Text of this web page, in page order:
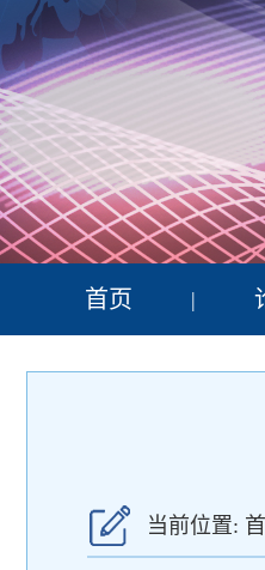
首页 |
当前位置: